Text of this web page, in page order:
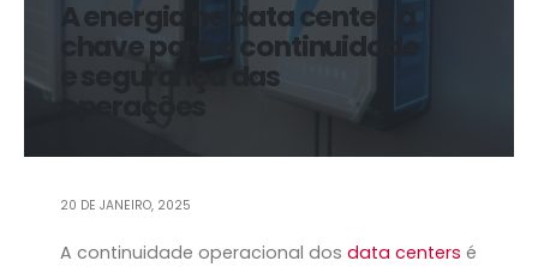
A energia no data center: a
chave para a continuidade
e segurança das
20 DE JANEIRO, 2025
A continuidade operacional dos data centers é